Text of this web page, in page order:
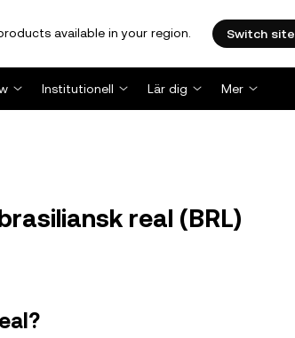
available in your region. Switch site
Institutionell Lär dig Mer
real (BRL)